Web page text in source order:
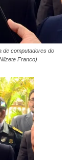
de computadores do
Franco)